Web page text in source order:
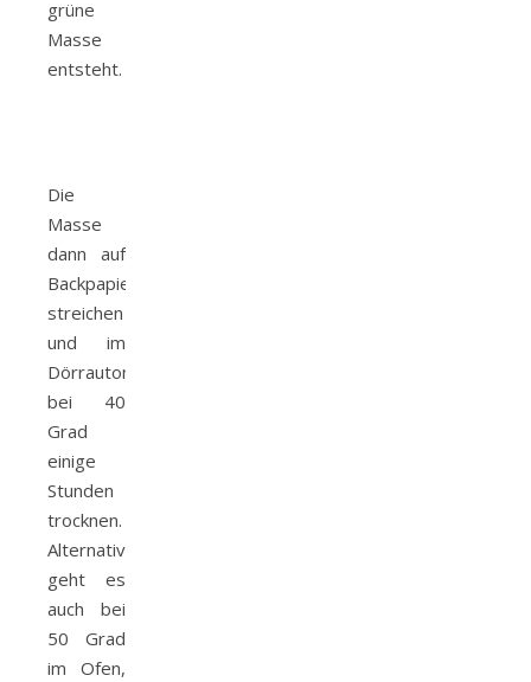
grüne
Masse
entsteht.
Die
Masse
dann auf
Backpapier
streichen
und im
Dörrautomaten
bei 40
Grad
einige
Stunden
trocknen.
Alternativ
geht es
auch bei
50 Grad
im Ofen,